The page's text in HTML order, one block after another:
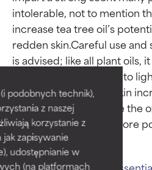
podobnych technik),
z naszej
korzystanie z
zapisywanie
udostępnianie w
(na platformach
intolerable, not to mention
increase tea tree oil’s
redden skin.Careful use
is advised; like all plant oils,
from routine exposure to
potential to sensitise skin
exposed to air because the
Powiązane składniki:
Oceny
BEST
Udowodnione i
przez niezależne
Wyjątkowy
odpowiedni dla
typów skóry i
Oceny
BEST
Udowodnione i
przez niezależne
Wyjątkowy
odpowiedni dla
typów skóry i